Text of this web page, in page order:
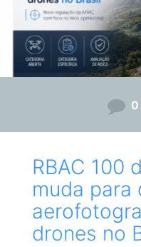
0
RBAC 100
muda para
drones no